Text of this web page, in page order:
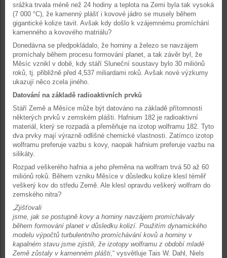
srážka trvala méně než 24 hodiny a teplota na Zemi byla tak vysoká
(7 000 °C), že kamenný plášť i kovové jádro se musely během
gigantické kolize tavit. Avšak kdy došlo k vzájemnému promíchání
kamenného a kovového matriálu?
Donedávna se předpokládalo, že horniny a železo se navzájem
promíchaly během procesu formování planet, a tak závěr byl, že
Měsíc vznikl v době, kdy stáří Sluneční soustavy bylo 30 miliónů
roků, tj. přibližně před 4,537 miliardami roků. Avšak nové výzkumy
ukazují něco zcela jiného.
Datování na základě radioaktivních prvků
Stáří Země a Měsíce může být datováno na základě přítomnosti
některých prvků v zemském plášti. Hafnium 182 je radioaktivní
materiál, který se rozpadá a přeměňuje na izotop wolframu 182. Tyto
dva prvky mají výrazně odlišné chemické vlastnosti. Zatímco izotop
wolframu preferuje vazbu s kovy, naopak hafnium preferuje vazbu na
silikáty.
Rozpad veškerého hafnia a jeho přeměna na wolfram trvá 50 až 60
miliónů roků. Během vzniku Měsíce v důsledku kolize klesl téměř
veškerý kov do středu Země. Ale klesl opravdu veškerý wolfram do
zemského nitra?
„Zjišťovali
jsme, jak se postupně kovy a horniny navzájem promíchávaly
během formování planet v důsledku kolizí. Použitím dynamického
modelu výpočtů turbulentního promíchávání kovů a horniny v
kapalném stavu jsme zjistili, že izotopy wolframu z období mladé
Země zůstaly v kamenném plášti,“ vysvětluje Tais W. Dahl, Niels